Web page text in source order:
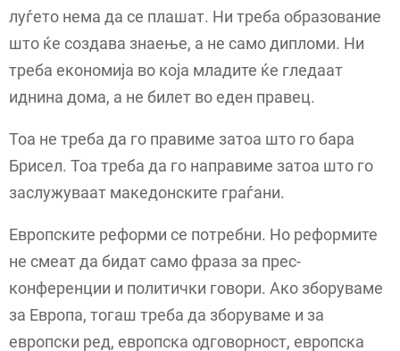
луѓето нема да се плашат. Ни треба образование
што ќе создава знаење, а не само дипломи. Ни
треба економија во која младите ќе гледаат
иднина дома, а не билет во еден правец.
Тоа не треба да го правиме затоа што го бара
Брисел. Тоа треба да го направиме затоа што го
заслужуваат македонските граѓани.
Европските реформи се потребни. Но реформите
не смеат да бидат само фраза за прес-
конференции и политички говори. Ако зборуваме
за Европа, тогаш треба да зборуваме и за
европски ред, европска одговорност, европска